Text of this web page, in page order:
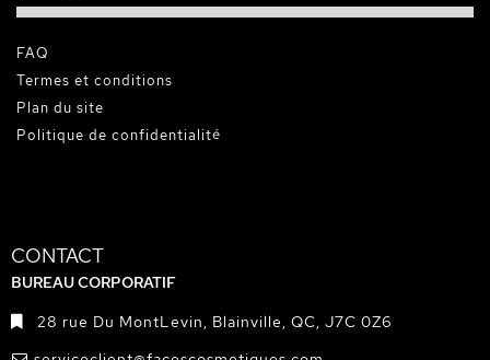
FAQ
Termes et conditions
Plan du site
Politique de confidentialité
CONTACT
BUREAU CORPORATIF
28 rue Du MontLevin, Blainville, QC, J7C 0Z6